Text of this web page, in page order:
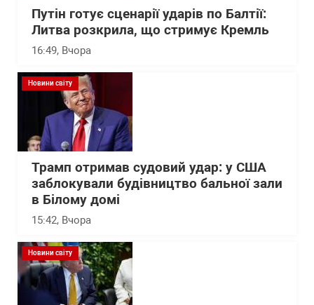
Путін готує сценарії ударів по Балтії:
Литва розкрила, що стримує Кремль
16:49, Вчора
Новини світу
Трамп отримав судовий удар: у США
заблокували будівництво бальної зали
в Білому домі
15:42, Вчора
Новини світу